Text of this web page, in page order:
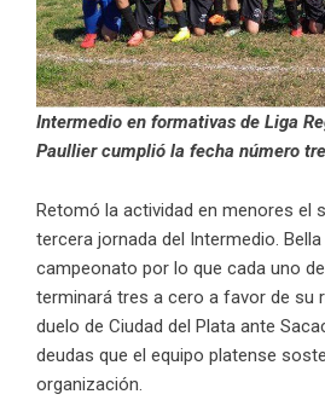
Intermedio en formativas de Liga
Paullier cumplió la fecha número
Retomó la actividad en menores el
tercera jornada del Intermedio.
campeonato por lo que cada uno
terminará tres a cero a favor de su
duelo de Ciudad del Plata ante
deudas que el equipo platense
organización.